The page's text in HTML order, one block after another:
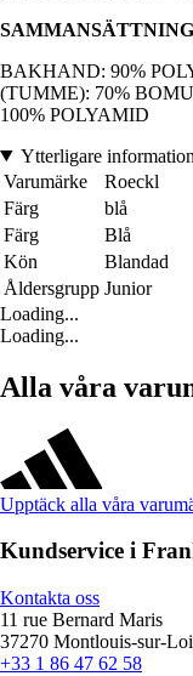
SAMMANSÄTTNING
BAKHAND: 90%
(TUMME): 70%
100% POLYAMID
Ytterligare information
Varumärke
Roeckl
Färg
blå
Färg
Blå
Kön
Blandad
Åldersgrupp Junior
Loading...
Loading...
Alla våra
Upptäck alla våra
Kundservice i
Kontakta oss
11 rue Bernard Maris
37270 Montlouis-sur-
+33 1 86 47 62 58